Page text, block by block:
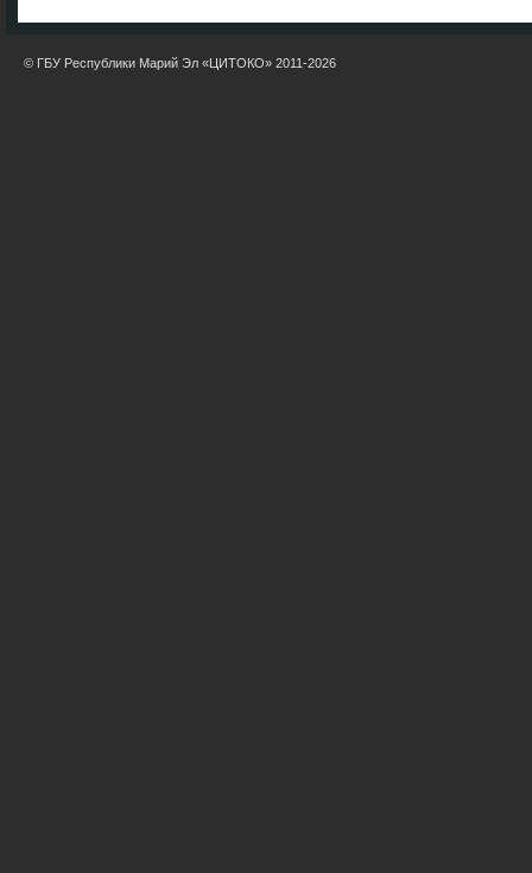
© ГБУ Республики Марий Эл «ЦИТОКО» 2011-2026